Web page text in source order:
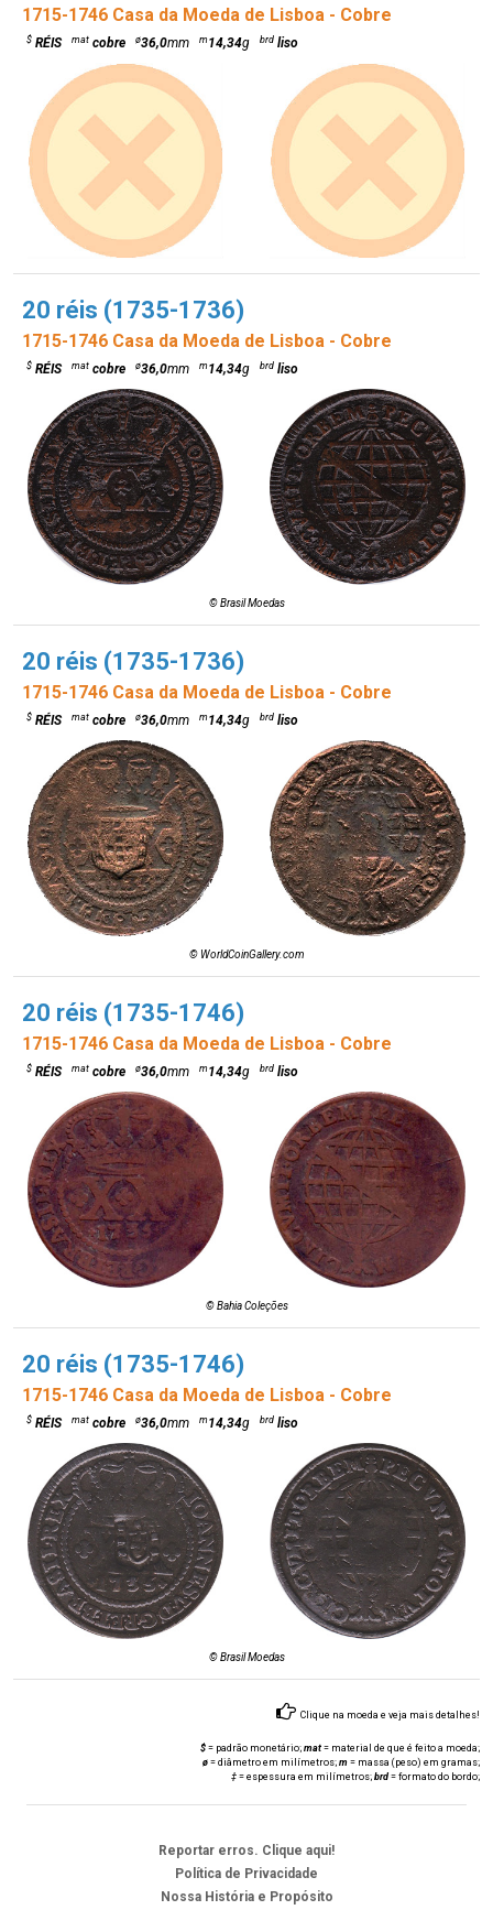
1715-1746 Casa da Moeda de Lisboa - Cobre
$ RÉIS mat cobre ø36,0mm m14,34g brd liso
20 réis (1735-1736)
1715-1746 Casa da Moeda de Lisboa - Cobre
$ RÉIS mat cobre ø36,0mm m14,34g brd liso
© Brasil Moedas
20 réis (1735-1736)
1715-1746 Casa da Moeda de Lisboa - Cobre
$ RÉIS mat cobre ø36,0mm m14,34g brd liso
© WorldCoinGallery.com
20 réis (1735-1746)
1715-1746 Casa da Moeda de Lisboa - Cobre
$ RÉIS mat cobre ø36,0mm m14,34g brd liso
© Bahia Coleções
20 réis (1735-1746)
1715-1746 Casa da Moeda de Lisboa - Cobre
$ RÉIS mat cobre ø36,0mm m14,34g brd liso
© Brasil Moedas
Clique na moeda e veja mais detalhes!
$ = padrão monetário; mat = material de que é feito a moeda;
ø = diâmetro em milímetros; m = massa (peso) em gramas;
‡ = espessura em milímetros; brd = formato do bordo;
Reportar erros. Clique aqui!
Política de Privacidade
Nossa História e Propósito